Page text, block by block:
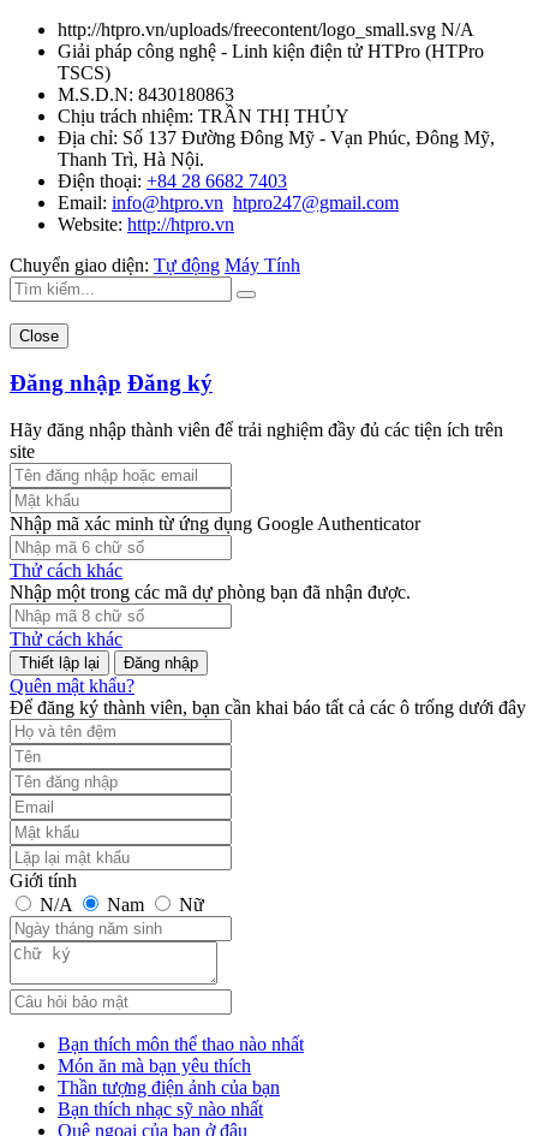
http://htpro.vn/uploads/freecontent/logo_small.svg N/A
Giải pháp công nghệ - Linh kiện điện tử HTPro (HTPro
TSCS)
M.S.D.N: 8430180863
Chịu trách nhiệm: TRẦN THỊ THỦY
Địa chỉ: Số 137 Đường Đông Mỹ - Vạn Phúc, Đông Mỹ,
Thanh Trì, Hà Nội.
Điện thoại: +84 28 6682 7403
Email: info@htpro.vn htpro247@gmail.com
Website: http://htpro.vn
Chuyển giao diện: Tự động Máy Tính
Close
Đăng nhập Đăng ký
Hãy đăng nhập thành viên để trải nghiệm đầy đủ các tiện ích trên
site
Nhập mã xác minh từ ứng dụng Google Authenticator
Thử cách khác
Nhập một trong các mã dự phòng bạn đã nhận được.
Thử cách khác
Đăng nhập
Quên mật khẩu?
Để đăng ký thành viên, bạn cần khai báo tất cả các ô trống dưới đây
Giới tính
N/A
Nam Nữ
Bạn thích môn thể thao nào nhất
Món ăn mà bạn yêu thích
Thần tượng điện ảnh của bạn
Bạn thích nhạc sỹ nào nhất
Quê ngoại của bạn ở đâu